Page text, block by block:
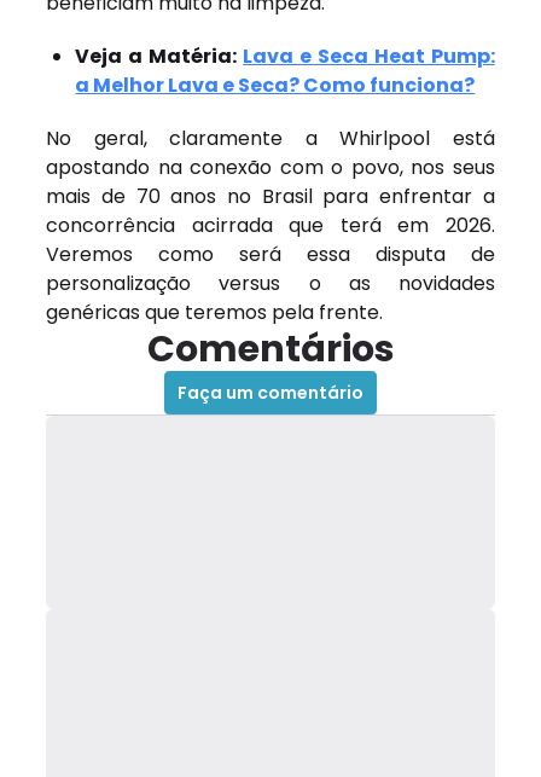
Veja a Matéria: Lava e Seca Heat Pump:
a Melhor Lava e Seca? Como funciona?
No geral, claramente a Whirlpool está
apostando na conexão com o povo, nos seus
mais de 70 anos no Brasil para enfrentar a
concorrência acirrada que terá em 2026.
Veremos como será essa disputa de
personalização versus o as novidades
genéricas que teremos pela frente.
Comentários
Faça um comentário